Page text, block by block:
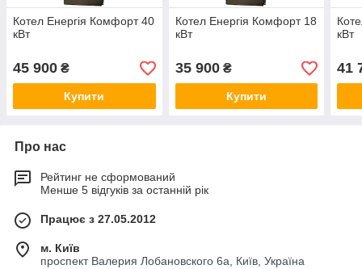
Котел Енергія Комфорт 40
кВт
45 900 ₴
Купити
Котел Енергія Комфорт 18
кВт
35 900₴
Купити
кВт
41
Про нас
Рейтинг не сформований
Менше 5 відгуків за останній рік
Працює з 27.05.2012
м. Київ
проспект Валерия Лобановского 6а, Київ, Україна